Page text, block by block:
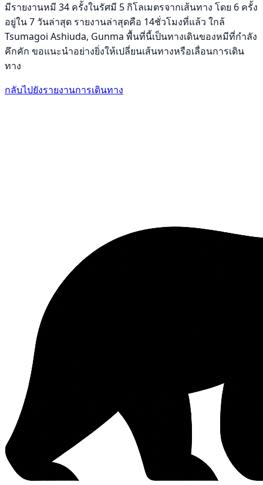
มีรายงานหมี 34 ครั้งในรัศมี 5 กิโลเมตรจากเส้นทาง โดย 6 ครั้ง
อยู่ใน 7 วันล่าสุด รายงานล่าสุดคือ 14ชั่วโมงที่แล้ว ใกล้
Tsumagoi Ashiuda, Gunma พื้นที่นี้เป็นทางเดินของหมีที่กำลัง
คึกคัก ขอแนะนำอย่างยิ่งให้เปลี่ยนเส้นทางหรือเลื่อนการเดิน
ทาง
กลับไปยังรายงานการเดินทาง